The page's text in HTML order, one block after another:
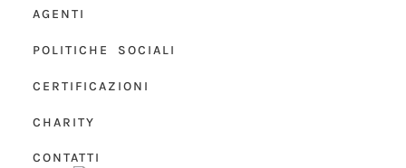
AGENTI
POLITICHE SOCIALI
CERTIFICAZIONI
CHARITY
CONTATTI